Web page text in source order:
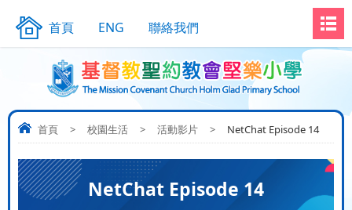
首頁 ENG 聯絡我們
首頁 > 校園生活 > 活動影片 > NetChat Episode 14
NetChat Episode 14